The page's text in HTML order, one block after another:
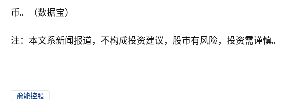
币。（数据宝）
注：本文系新闻报道，不构成投资建议，股市有风险，投资需谨慎。
豫能控股